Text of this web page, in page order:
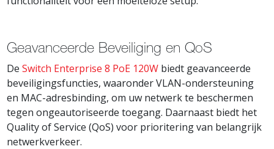
Geavanceerde Beveiliging en QoS
DeSwitch Enterprise 8 PoE 120W biedt geavanceerde
beveiligingsfuncties, waaronder VLAN-ondersteuning
en MAC-adresbinding, om uw netwerk te beschermen
tegen ongeautoriseerde toegang. Daarnaast biedt het
Quality of Service (QoS) voor prioritering van belangrijk
netwerkverkeer.